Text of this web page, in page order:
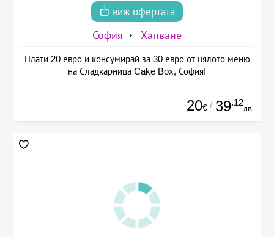
виж офертата
София Хапване
Плати 20 евро и консумирай за 30 евро от цялото меню
на Сладкарница Cake Box, София!
20€ / 39.12
лв.